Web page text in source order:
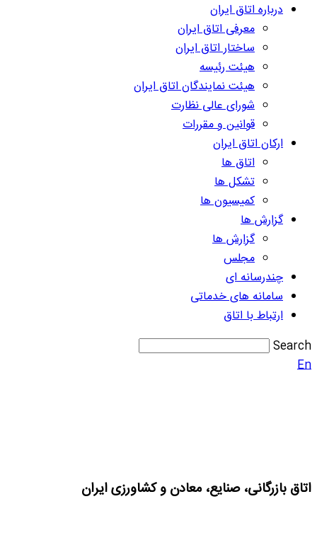
درباره اتاق ایران
معرفی اتاق ایران
ساختار اتاق ایران
هیئت رئیسه
هیئت نمایندگان اتاق ایران
شورای عالی نظارت
قوانین و مقررات
ارکان اتاق ایران
اتاق ها
تشکل ها
کمیسیون ها
گزارش ها
گزارش ها
مجلس
چندرسانه ای
سامانه های خدماتی
ارتباط با اتاق
Search
En
اتاق بازرگانی، صنایع، معادن و کشاورزی ایران